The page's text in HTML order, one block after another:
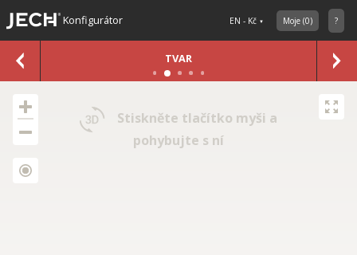
Konfigurátor EN - Kč Moje (0) ?
TVAR
Stiskněte tlačítko myši a
pohybujte s ní